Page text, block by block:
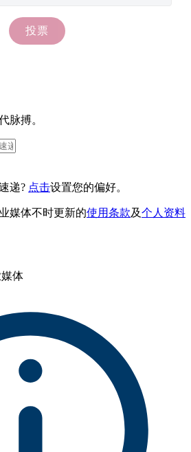
脉搏。
递? 点击设置您的偏好。
媒体不时更新的使用条款及个人资料
体